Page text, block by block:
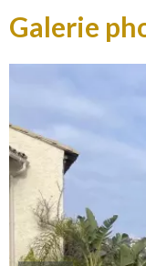
Galerie